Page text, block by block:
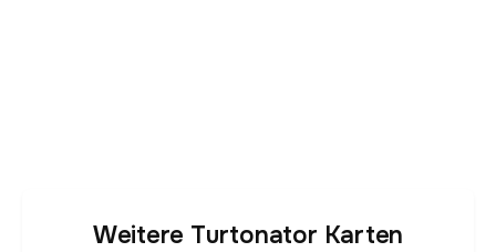
Weitere Turtonator Karten